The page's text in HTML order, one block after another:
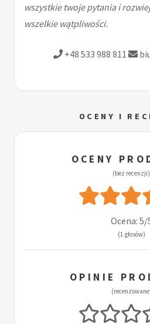
wszystkie twoje pytania i
wszelkie wątpliwości.
+48 533 988 811
OCENY I
OCENY
(bez recenzji)
Ocena: 5/
(1 głosów)
OPINIE